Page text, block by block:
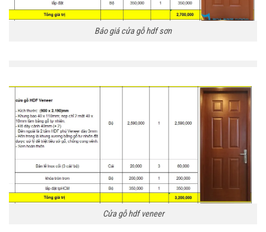
Báo giá cửa gỗ hdf sơn
Cửa gỗ hdf veneer